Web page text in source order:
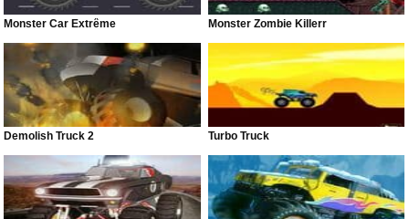
Monster Car Extrême Monster Zombie Killerr
Demolish Truck 2 Turbo Truck